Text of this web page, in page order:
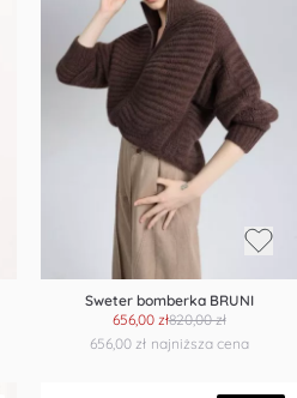
Sweter bomberka BRUNI
656,00 zł820,00 zł
najniższa cena
656,00 zł